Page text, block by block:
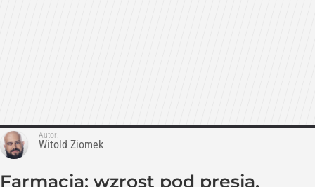
Autor:
Witold Ziomek
Farmacja: wzrost pod presją.